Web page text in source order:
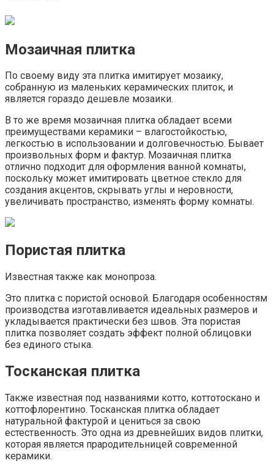
Мозаичная плитка
По своему виду эта плитка имитирует мозаику,
собранную из маленьких керамических плиток, и
является гораздо дешевле мозаики.
В то же время мозаичная плитка обладает всеми
преимуществами керамики – влагостойкостью,
легкостью в использовании и долговечностью. Бывает
произвольных форм и фактур. Мозаичная плитка
отлично подходит для оформления ванной комнаты,
поскольку может имитировать цветное стекло для
создания акцентов, скрывать углы и неровности,
увеличивать пространство, изменять форму комнаты.
Пористая плитка
Известная также как монопроза.
Это плитка с пористой основой. Благодаря особенностям
производства изготавливается идеальных размеров и
укладывается практически без швов. Эта пористая
плитка позволяет создать эффект полной облицовки
без единого стыка.
Тосканская плитка
Также известная под названиями котто, коттотоскано и
коттофлорентино. Тосканская плитка обладает
натуральной фактурой и цениться за свою
естественность. Это одна из древнейших видов плитки,
которая является прародительницей современной
керамики.